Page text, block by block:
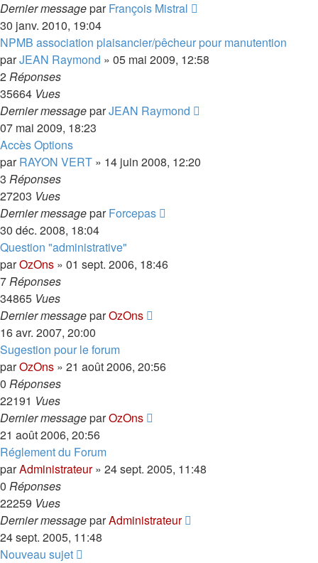
Dernier messageparFrançois Mistral
30 janv. 2010, 19:04
NPMB association plaisancier/pêcheur pour manutention
parJEAN Raymond » 05 mai 2009, 12:58
2Réponses
35664 Vues
Dernier messageparJEAN Raymond
07 mai 2009, 18:23
Accès Options
parRAYON VERT » 14 juin 2008, 12:20
3 Réponses
27203 Vues
Dernier messageparForcepas
30 déc. 2008, 18:04
Question "administrative"
parOzOns » 01 sept. 2006, 18:46
7Réponses
34865 Vues
Dernier messageparOzOns
16 avr. 2007, 20:00
Sugestion pour le forum
parOzOns » 21 août 2006, 20:56
0 Réponses
22191 Vues
Dernier messageparOzOns
21 août 2006, 20:56
Réglement du Forum
parAdministrateur» 24 sept. 2005, 11:48
0 Réponses
22259 Vues
Dernier messageparAdministrateur
24 sept. 2005, 11:48
Nouveau sujet